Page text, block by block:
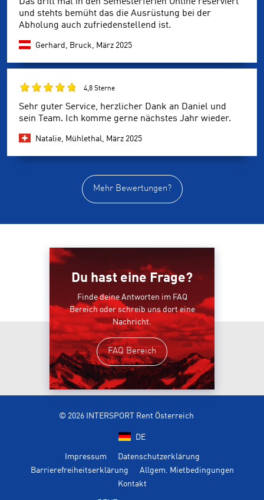
und stehts bemüht das die Ausrüstung bei der
Abholung auch zufriedenstellend ist.
Gerhard, Bruck, März 2025
4,8 Sterne
Sehr guter Service, herzlicher Dank an Daniel und
sein Team. Ich komme gerne nächstes Jahr wieder.
Natalie, Mühlethal, März 2025
Mehr Bewertungen?
Du hast eine Frage?
Finde deine Antworten im FAQ
Bereich oder schreib uns dort eine
Nachricht.
FAQ Bereich
© 2026 INTERSPORT Rent Österreich
DE
Impressum
Datenschutzerklärung
Barrierefreiheitserklärung
Allgem. Mietbedingungen
Kontakt